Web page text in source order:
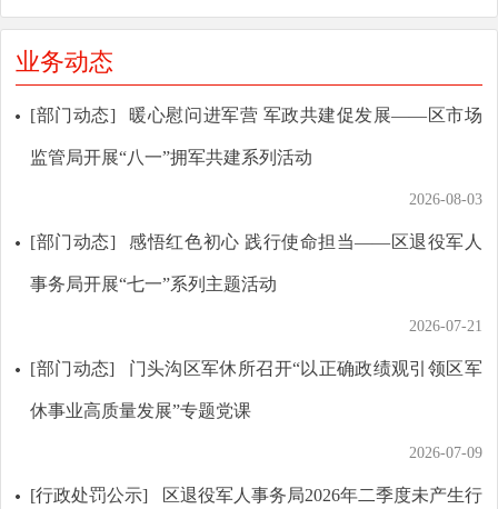
业务动态
[部门动态] 暖心慰问进军营 军政共建促发展——区市场
监管局开展“八一”拥军共建系列活动
2026-08-03
[部门动态] 感悟红色初心 践行使命担当——区退役军人
事务局开展“七一”系列主题活动
2026-07-21
[部门动态] 门头沟区军休所召开“以正确政绩观引领区军
休事业高质量发展”专题党课
2026-07-09
[行政处罚公示] 区退役军人事务局2026年二季度未产生行